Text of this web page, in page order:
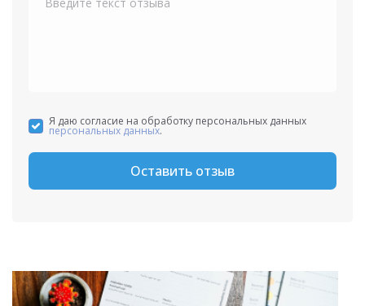
Я даю согласие на обработку персональных данных
персональных данных.
Оставить отзыв